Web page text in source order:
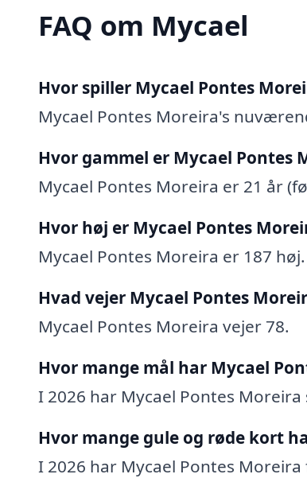
FAQ om Mycael
Hvor spiller Mycael Pontes
Mycael Pontes Moreira's
Hvor gammel er Mycael Pontes
Mycael Pontes Moreira er 21 år
Hvor høj er Mycael Pontes
Mycael Pontes Moreira er 187 høj.
Hvad vejer Mycael Pontes
Mycael Pontes Moreira vejer 78.
Hvor mange mål har Mycael
I 2026 har Mycael Pontes
Hvor mange gule og røde kort
I 2026 har Mycael Pontes